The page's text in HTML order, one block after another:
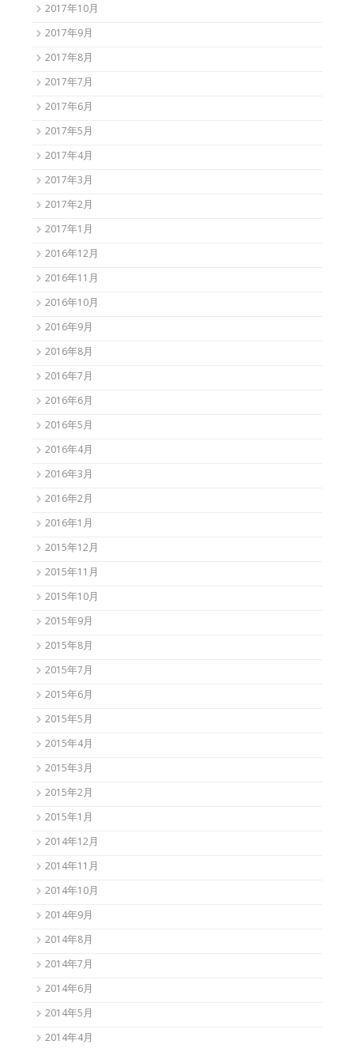
2017年10月
2017年9月
2017年8月
2017年7月
2017年6月
2017年5月
2017年4月
2017年3月
2017年2月
2017年1月
2016年12月
2016年11月
2016年10月
2016年9月
2016年8月
2016年7月
2016年6月
2016年5月
2016年4月
2016年3月
2016年2月
2016年1月
2015年12月
2015年11月
2015年10月
2015年9月
2015年8月
2015年7月
2015年6月
2015年5月
2015年4月
2015年3月
2015年2月
2015年1月
2014年12月
2014年11月
2014年10月
2014年9月
2014年8月
2014年7月
2014年6月
2014年5月
2014年4月